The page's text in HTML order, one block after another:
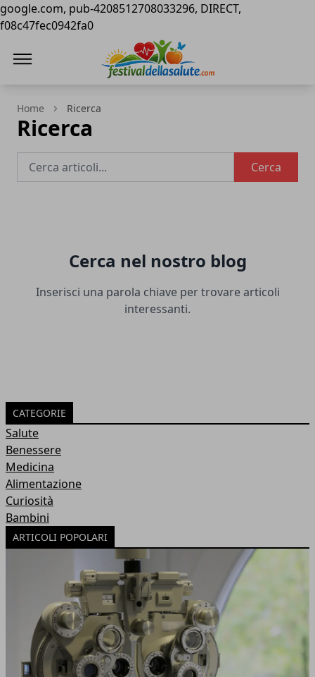
google.com, pub-4208512708033296, DIRECT,
f08c47fec0942fa0
Home Ricerca
Ricerca
Cerca
Cerca nel nostro blog
Inserisci una parola chiave per trovare articoli
interessanti.
CATEGORIE
Salute
Benessere
Medicina
Alimentazione
Curiosità
Bambini
ARTICOLI POPOLARI